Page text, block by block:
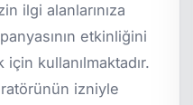
ilgi alanlarınıza
etkinliğini
için kullanılmaktadır.
izniyle